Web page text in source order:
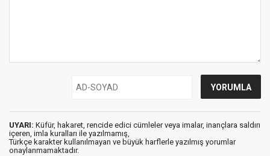
UYARI: Küfür, hakaret, rencide edici cümleler veya imalar, inançlara saldırı
içeren, imla kuralları ile yazılmamış,
Türkçe karakter kullanılmayan ve büyük harflerle yazılmış yorumlar
onaylanmamaktadır.